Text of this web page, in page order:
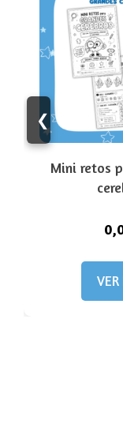
❮
Mini retos
VER